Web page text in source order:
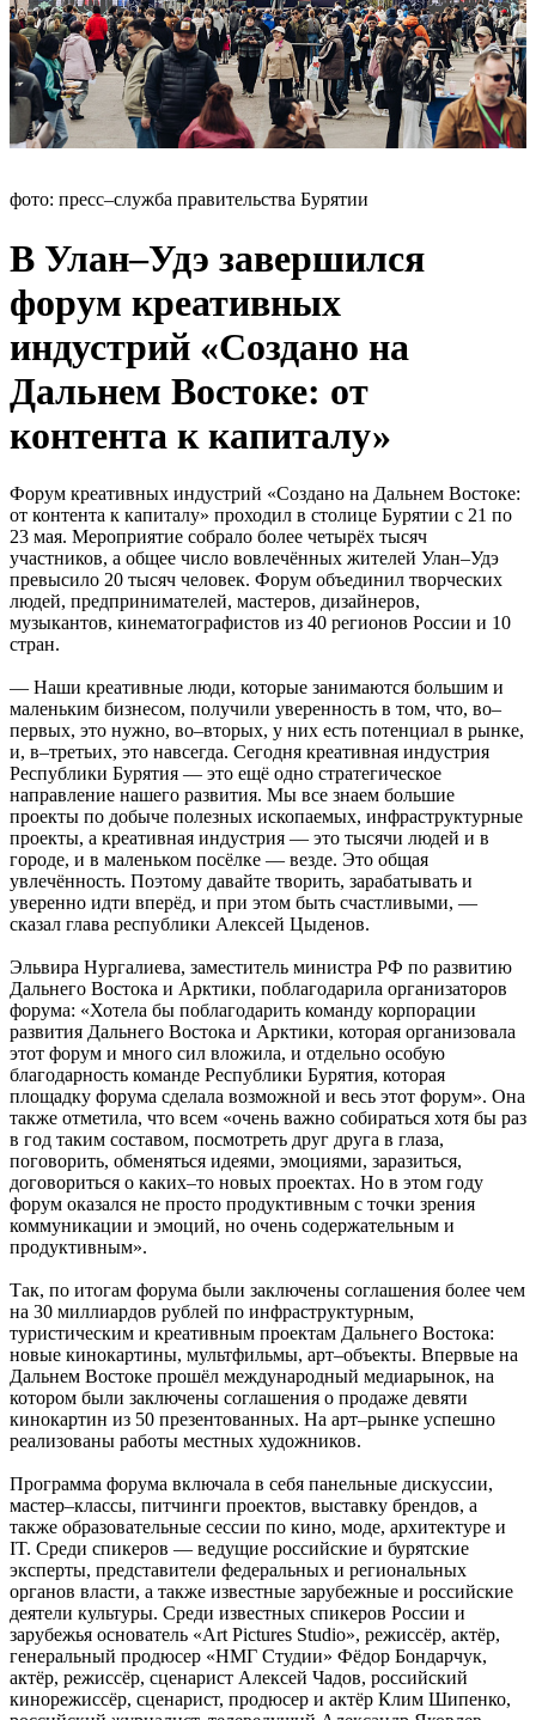
фото: пресс–служба правительства Бурятии
В Улан–Удэ завершился
форум креативных
индустрий «Создано на
Дальнем Востоке: от
контента к капиталу»
Форум креативных индустрий «Создано на Дальнем Востоке:
от контента к капиталу» проходил в столице Бурятии с 21 по
23 мая. Мероприятие собрало более четырёх тысяч
участников, а общее число вовлечённых жителей Улан–Удэ
превысило 20 тысяч человек. Форум объединил творческих
людей, предпринимателей, мастеров, дизайнеров,
музыкантов, кинематографистов из 40 регионов России и 10
стран.
— Наши креативные люди, которые занимаются большим и
маленьким бизнесом, получили уверенность в том, что, во–
первых, это нужно, во–вторых, у них есть потенциал в рынке,
и, в–третьих, это навсегда. Сегодня креативная индустрия
Республики Бурятия — это ещё одно стратегическое
направление нашего развития. Мы все знаем большие
проекты по добыче полезных ископаемых, инфраструктурные
проекты, а креативная индустрия — это тысячи людей и в
городе, и в маленьком посёлке — везде. Это общая
увлечённость. Поэтому давайте творить, зарабатывать и
уверенно идти вперёд, и при этом быть счастливыми, —
сказал глава республики Алексей Цыденов.
Эльвира Нургалиева, заместитель министра РФ по развитию
Дальнего Востока и Арктики, поблагодарила организаторов
форума: «Хотела бы поблагодарить команду корпорации
развития Дальнего Востока и Арктики, которая организовала
этот форум и много сил вложила, и отдельно особую
благодарность команде Республики Бурятия, которая
площадку форума сделала возможной и весь этот форум». Она
также отметила, что всем «очень важно собираться хотя бы раз
в год таким составом, посмотреть друг друга в глаза,
поговорить, обменяться идеями, эмоциями, заразиться,
договориться о каких–то новых проектах. Но в этом году
форум оказался не просто продуктивным с точки зрения
коммуникации и эмоций, но очень содержательным и
продуктивным».
Так, по итогам форума были заключены соглашения более чем
на 30 миллиардов рублей по инфраструктурным,
туристическим и креативным проектам Дальнего Востока:
новые кинокартины, мультфильмы, арт–объекты. Впервые на
Дальнем Востоке прошёл международный медиарынок, на
котором были заключены соглашения о продаже девяти
кинокартин из 50 презентованных. На арт–рынке успешно
реализованы работы местных художников.
Программа форума включала в себя панельные дискуссии,
мастер–классы, питчинги проектов, выставку брендов, а
также образовательные сессии по кино, моде, архитектуре и
IT. Среди спикеров — ведущие российские и бурятские
эксперты, представители федеральных и региональных
органов власти, а также известные зарубежные и российские
деятели культуры. Среди известных спикеров России и
зарубежья основатель «Art Pictures Studio», режиссёр, актёр,
генеральный продюсер «НМГ Студии» Фёдор Бондарчук,
актёр, режиссёр, сценарист Алексей Чадов, российский
кинорежиссёр, сценарист, продюсер и актёр Клим Шипенко,